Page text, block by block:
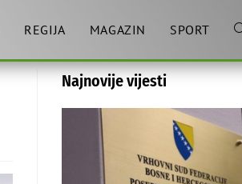
REGIJA MAGAZIN SPORT
Najnovije vijesti